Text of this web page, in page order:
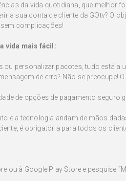
da vida quotidiana, que melhor
a sua conta de cliente da GOtv? O
complicações!
vida mais fácil:
ou personalizar pacotes, tudo está a
de erro? Não se preocupe!
de opções de pagamento
e a tecnologia andam de mãos
é obrigatória para todos os
ou à Google Play Store e pesquise